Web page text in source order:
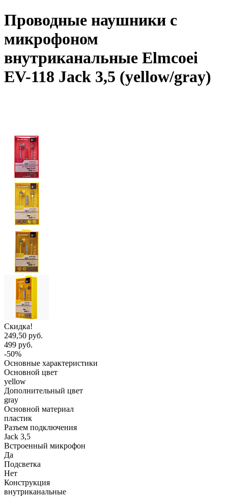
Проводные наушники с
микрофоном
внутриканальные Elmcoei
EV-118 Jack 3,5 (yellow/gray)
Скидка!
249,50 руб.
499 руб.
-50%
Основные характеристики
Основной цвет
yellow
Дополнительный цвет
gray
Основной материал
пластик
Разъем подключения
Jack 3,5
Встроенный микрофон
Да
Подсветка
Нет
Конструкция
внутриканальные